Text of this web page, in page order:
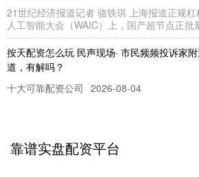
21世纪经济报道记者 骆轶琪 上海报道正规
人工智能大会（WAIC）上，国产超节点正批
按天配资怎么玩 民声现场· 市民频频投诉家
道，有解吗？
十大可靠配资公司 2026-08-04
成都期货配资公司 粤剧走进商圈｜车陂街道
靠谱实盘配资平台